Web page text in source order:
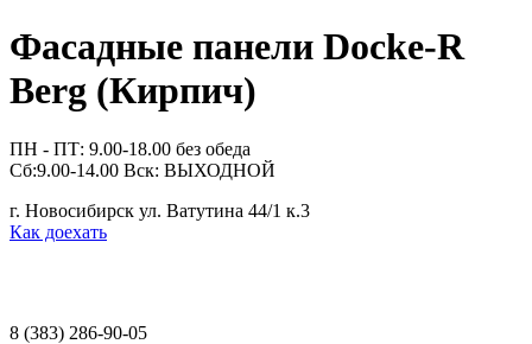
Фасадные панели Docke-R
Berg (Кирпич)
ПН - ПТ: 9.00-18.00 без обеда
Сб:9.00-14.00 Вск: ВЫХОДНОЙ
г. Новосибирск ул. Ватутина 44/1 к.3
Как доехать
8 (383) 286-90-05